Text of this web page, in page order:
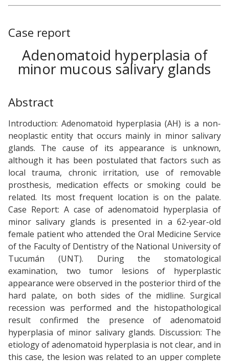
Case report
Adenomatoid hyperplasia of
minor mucous salivary glands
Abstract
Introduction: Adenomatoid hyperplasia (AH) is a non-
neoplastic entity that occurs mainly in minor salivary
glands. The cause of its appearance is unknown,
although it has been postulated that factors such as
local trauma, chronic irritation, use of removable
prosthesis, medication effects or smoking could be
related. Its most frequent location is on the palate.
Case Report: A case of adenomatoid hyperplasia of
minor salivary glands is presented in a 62-year-old
female patient who attended the Oral Medicine Service
of the Faculty of Dentistry of the National University of
Tucumán (UNT). During the stomatological
examination, two tumor lesions of hyperplastic
appearance were observed in the posterior third of the
hard palate, on both sides of the midline. Surgical
recession was performed and the histopathological
result confirmed the presence of adenomatoid
hyperplasia of minor salivary glands. Discussion: The
etiology of adenomatoid hyperplasia is not clear, and in
this case, the lesion was related to an upper complete